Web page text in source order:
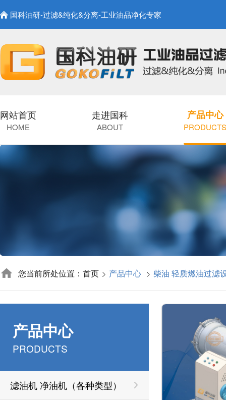
国科油研-过滤&纯化&分离-工业油品净化专家
网站首页
HOME
走进国科
ABOUT
产品中心
PRODUCTS
您当前所处位置：首页 产品中心 柴油 轻质燃油过滤
产品中心
PRODUCTS
滤油机 净油机（各种类型）